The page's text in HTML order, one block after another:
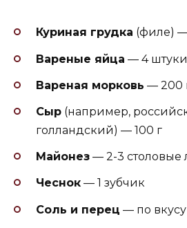
Куриная грудка (филе) —
Вареные яйца — 4 штуки
Вареная морковь — 200
Сыр (например,
голландский) — 100 г
Майонез — 2-3 столовые
Чеснок — 1 зубчик
Соль и перец — по вкусу